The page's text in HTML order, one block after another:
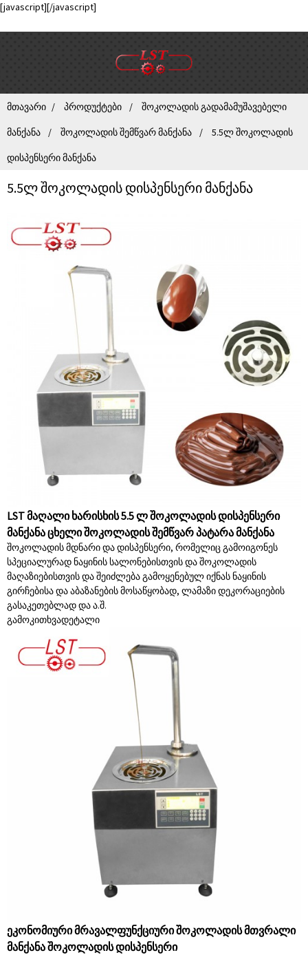
[javascript][/javascript]
ᲛᲗᲐᲕᲐᲠᲘ ᲞᲠᲝᲓᲣᲥᲢᲔᲑᲘ ᲨᲝᲙᲝᲚᲐᲓᲘᲡ ᲒᲐᲓᲐᲛᲐᲛᲣᲨᲐᲕᲔᲑᲔᲚᲘ
ᲛᲐᲜᲥᲐᲜᲐ ᲨᲝᲙᲝᲚᲐᲓᲘᲡ ᲨᲔᲛᲬᲕᲐᲠ ᲛᲐᲜᲥᲐᲜᲐ 5.5Ლ ᲨᲝᲙᲝᲚᲐᲓᲘᲡ
ᲓᲘᲡᲞᲔᲜᲡᲔᲠᲘ ᲛᲐᲜᲥᲐᲜᲐ
5.5ლ შოკოლადის დისპენსერი მანქანა
LST მაღალი ხარისხის 5.5 ლ შოკოლადის დისპენსერი
მანქანა ცხელი შოკოლადის შემწვარ პატარა მანქანა
შოკოლადის მდნარი და დისპენსერი, რომელიც გამოიგონეს
სპეციალურად ნაყინის სალონებისთვის და შოკოლადის
მაღაზიებისთვის და შეიძლება გამოყენებულ იქნას ნაყინის
გირჩებისა და აბაზანების მოსაწყობად, ლამაზი დეკორაციების
გასაკეთებლად და ა.შ.
გამოკითხვადეტალი
ეკონომიური მრავალფუნქციური შოკოლადის მთვრალი
მანქანა შოკოლადის დისპენსერი